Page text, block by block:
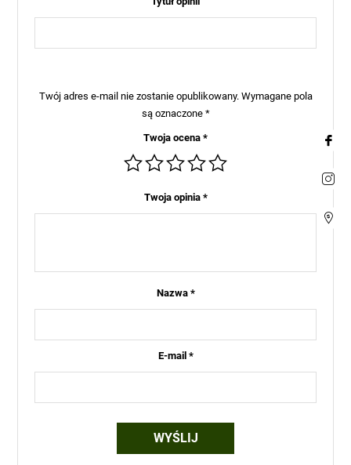
Twój adres e-mail nie zostanie opublikowany. Wymagane pola
są oznaczone *
Twoja ocena *
Twoja opinia *
Nazwa *
E-mail *